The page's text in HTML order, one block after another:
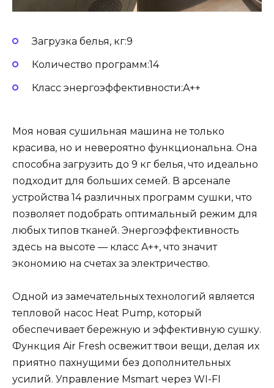
Загрузка белья, кг:9
Количество программ:14
Класс энергоэффективности:A++
Моя новая сушильная машина не только
красива, но и невероятно функциональна. Она
способна загрузить до 9 кг белья, что идеально
подходит для больших семей. В арсенале
устройства 14 различных программ сушки, что
позволяет подобрать оптимальный режим для
любых типов тканей. Энергоэффективность
здесь на высоте — класс A++, что значит
экономию на счетах за электричество.
Одной из замечательных технологий является
тепловой насос Heat Pump, который
обеспечивает бережную и эффективную сушку.
Функция Air Fresh освежит твои вещи, делая их
приятно пахнущими без дополнительных
усилий. Управление Msmart через WI-FI